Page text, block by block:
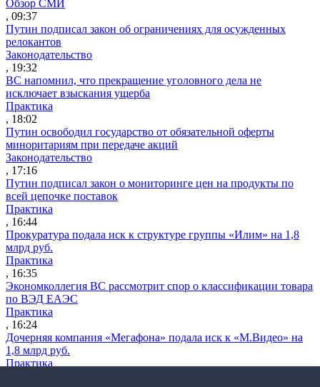
Обзор СМИ
, 09:37
Путин подписал закон об ограничениях для осужденных
релокантов
Законодательство
, 19:32
ВС напомнил, что прекращение уголовного дела не
исключает взыскания ущерба
Практика
, 18:02
Путин освободил государство от обязательной оферты
миноритариям при передаче акций
Законодательство
, 17:16
Путин подписал закон о мониторинге цен на продукты по
всей цепочке поставок
Практика
, 16:44
Прокуратура подала иск к структуре группы «Илим» на 1,8
млрд руб.
Практика
, 16:35
Экономколлегия ВС рассмотрит спор о классификации товара
по ВЭД ЕАЭС
Практика
, 16:24
Дочерняя компания «Мегафона» подала иск к «М.Видео» на
1,8 млрд руб.
Практика